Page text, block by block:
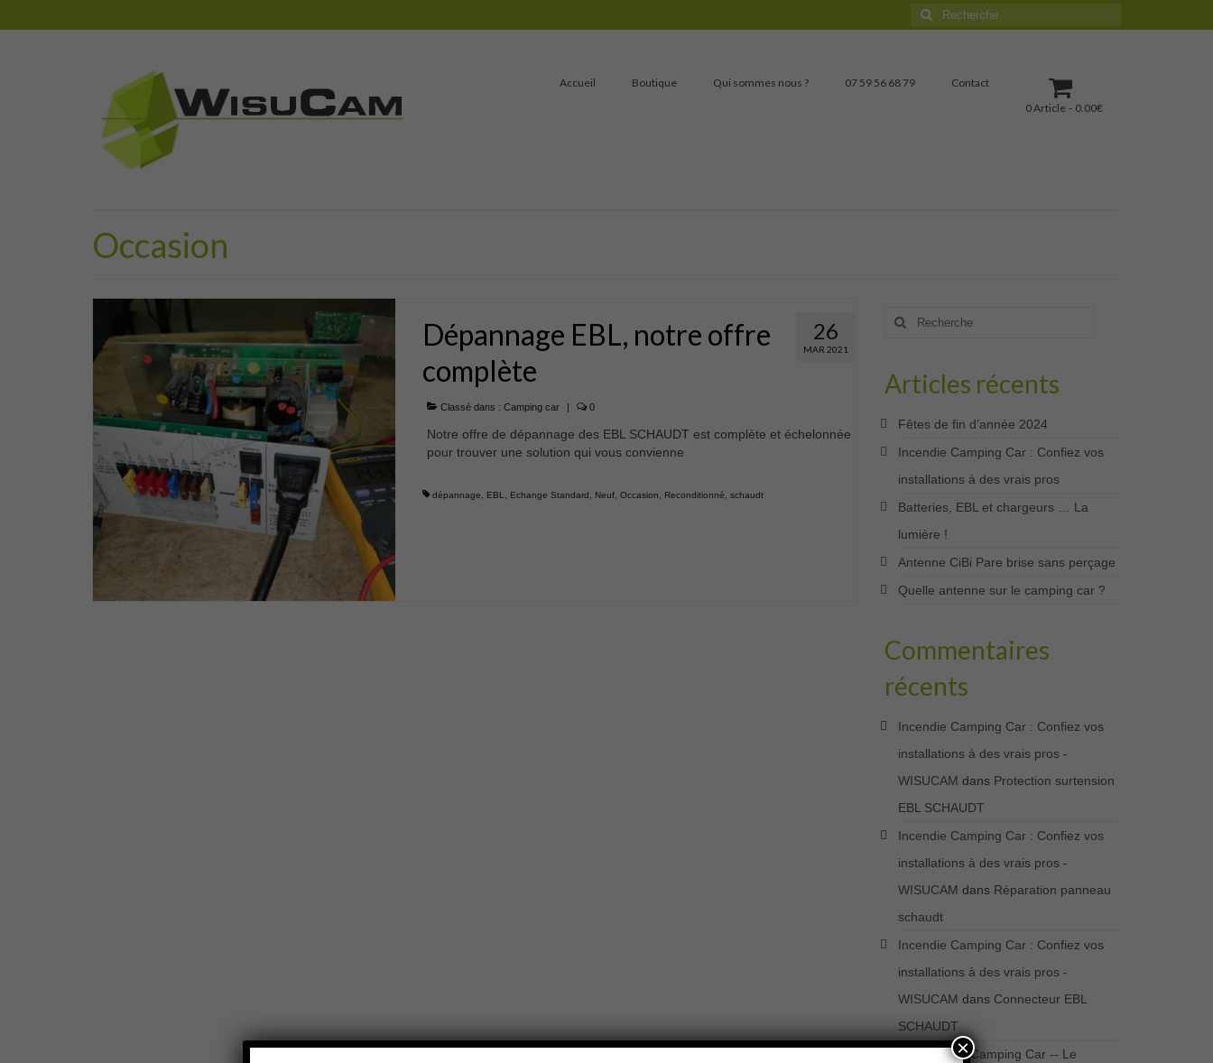
Rechercher
:
Accueil Boutique Qui sommes nous ? 07 59 56 68 79
Contact
0 Article
0.00€
Occasion
26
MAR 2021
Dépannage EBL, notre offre
complète
Classé dans : Camping car | 0
Notre offre de dépannage des EBL SCHAUDT est complète et échelonnée
pour trouver une solution qui vous convienne
dépannage EBL Echange Standard Neuf, Occasion Reconditionné schaudt
Rechercher
Articles récents
Fêtes de fin d’année 2024
Incendie Camping Car : Confiez vos
installations à des vrais pros
Batteries, EBL et chargeurs … La
lumière !
Antenne CiBi Pare brise sans perçage
Quelle antenne sur le camping car ?
Commentaires
récents
Incendie Camping Car : Confiez vos
installations à des vrais pros -
WISUCAM dans Protection surtension
EBL SCHAUDT
Incendie Camping Car : Confiez vos
installations à des vrais pros -
WISUCAM dans Réparation panneau
schaudt
Incendie Camping Car : Confiez vos
installations à des vrais pros -
WISUCAM dans Connecteur EBL
SCHAUDT
La CiBi et le Camping Car -- Le
×